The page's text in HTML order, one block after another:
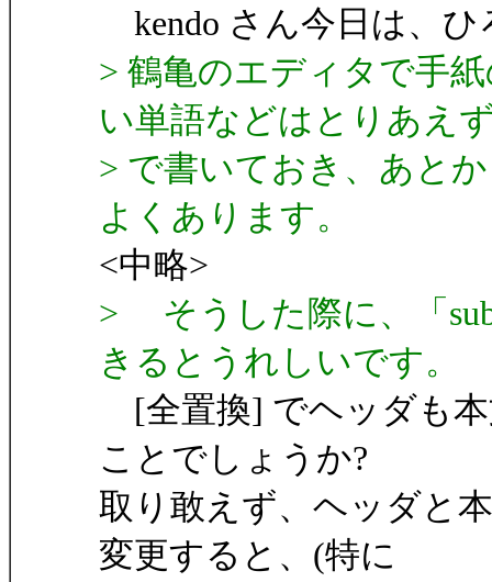
kendo さん今日は、ひ
> 鶴亀のエディタで手
い単語などはとりあえ
> で書いておき、あと
よくあります。
<中略>
> そうした際に、「
きるとうれしいです。
[全置換] でヘッダも
ことでしょうか?
取り敢えず、ヘッダと
変更すると、(特に